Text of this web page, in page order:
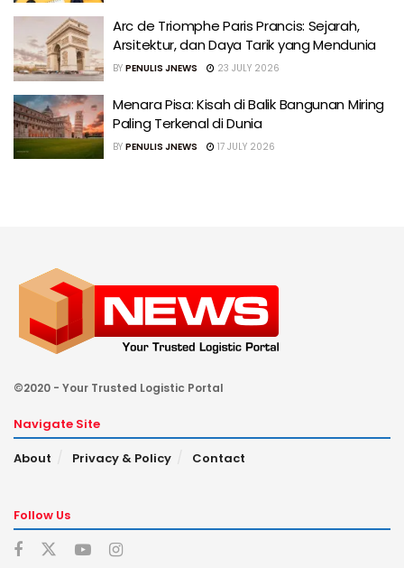
Arc de Triomphe Paris Prancis: Sejarah,
Arsitektur, dan Daya Tarik yang Mendunia
BY PENULIS JNEWS 23 JULY 2026
Menara Pisa: Kisah di Balik Bangunan Miring
Paling Terkenal di Dunia
BY PENULIS JNEWS 17 JULY 2026
©2020 - Your Trusted Logistic Portal
Navigate Site
About
Privacy & Policy Contact
Follow Us